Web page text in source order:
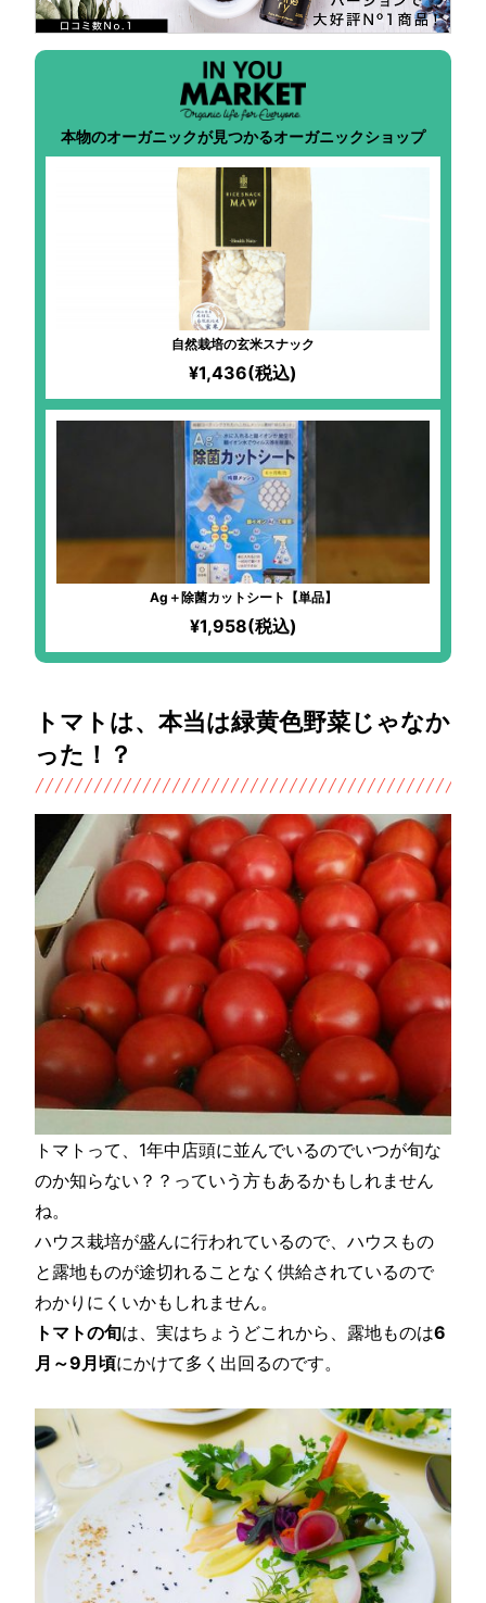
本物のオーガニックが見つかるオーガニックショップ
自然栽培の玄米スナック
¥1,436(税込)
Ag＋除菌カットシート【単品】
¥1,958(税込)
トマトは、本当は緑黄色野菜じゃなか
った！？
トマトって、1年中店頭に並んでいるのでいつが旬な
のか知らない？？っていう方もあるかもしれません
ね。
ハウス栽培が盛んに行われているので、ハウスもの
と露地ものが途切れることなく供給されているので
わかりにくいかもしれません。
トマトの旬は、実はちょうどこれから、露地ものは6
月～9月頃にかけて多く出回るのです。